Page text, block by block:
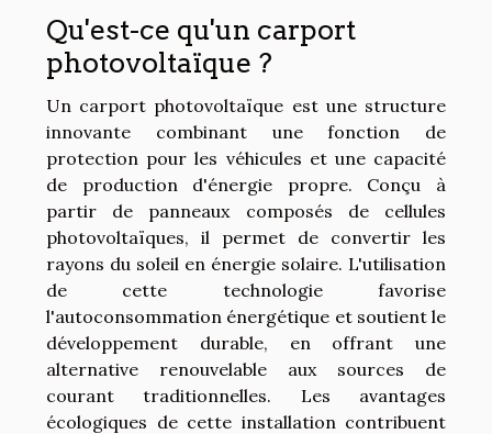
Qu'est-ce qu'un carport
photovoltaïque ?
Un carport photovoltaïque est une structure
innovante combinant une fonction de
protection pour les véhicules et une capacité
de production d'énergie propre. Conçu à
partir de panneaux composés de cellules
photovoltaïques, il permet de convertir les
rayons du soleil en énergie solaire. L'utilisation
de cette technologie favorise
l'autoconsommation énergétique et soutient le
développement durable, en offrant une
alternative renouvelable aux sources de
courant traditionnelles. Les avantages
écologiques de cette installation contribuent